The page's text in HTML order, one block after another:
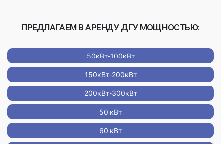
ПРЕДЛАГАЕМ В АРЕНДУ ДГУ МОЩНОСТЬЮ:
50кВт-100кВт
150кВт-200кВт
200кВт-300кВт
50 кВт
60 кВт